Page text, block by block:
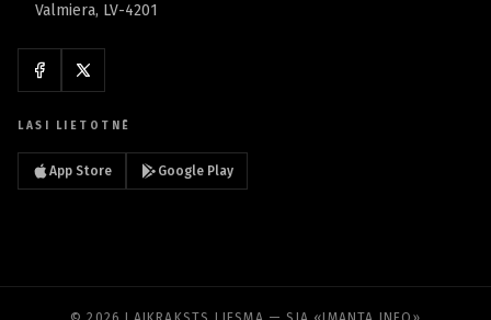
Valmiera, LV-4201
LASI LIETOTNĒ
App Store Google Play